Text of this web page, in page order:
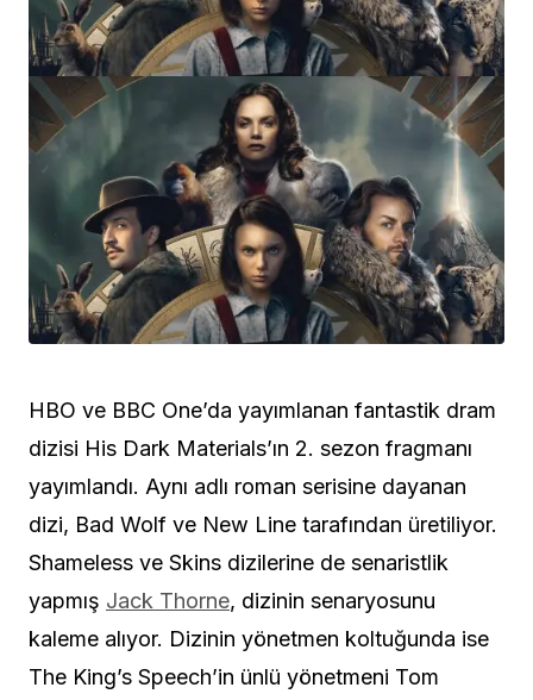
HBO ve BBC One’da yayımlanan fantastik dram
dizisi His Dark Materials’ın 2. sezon fragmanı
yayımlandı. Aynı adlı roman serisine dayanan
dizi, Bad Wolf ve New Line tarafından üretiliyor.
Shameless ve Skins dizilerine de senaristlik
yapmış Jack Thorne, dizinin senaryosunu
kaleme alıyor. Dizinin yönetmen koltuğunda ise
The King’s Speech’in ünlü yönetmeni Tom